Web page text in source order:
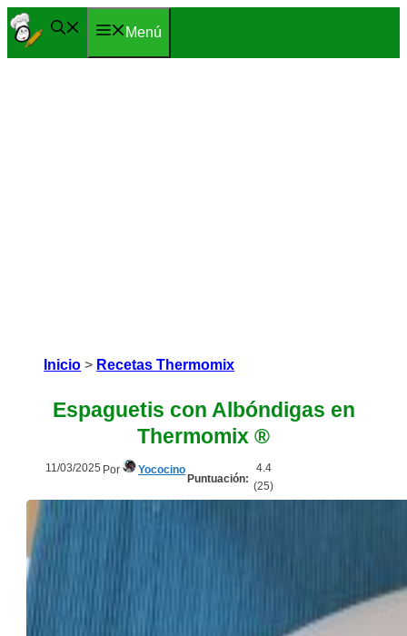
Saltar
al
Menú
Inicio > Recetas Thermomix
Espaguetis con Albóndigas en
Thermomix ®
11/03/2025 Por Yococino
Puntuación:
4.4
(25)